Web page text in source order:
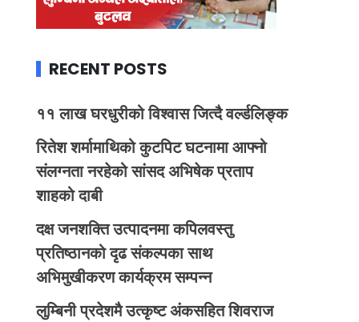
RECENT POSTS
११ लाख घरधुरीको विश्वास जित्दै वर्ल्डलिङ्क
रितेश शर्मामाथिको कुटपिट घटनामा आफ्नो
संलग्नता नरहेको सांसद अभिषेक प्रताप
शाहको दाबी
दक्ष जनशक्ति उत्पादनमा कपिलवस्तु
प्रतिष्ठानको दृढ संकल्पका साथ
अभिमुखीकरण कार्यक्रम सम्पन्न
लुम्बिनी प्रदेशमै उत्कृष्ट अंकसहित शिवराज